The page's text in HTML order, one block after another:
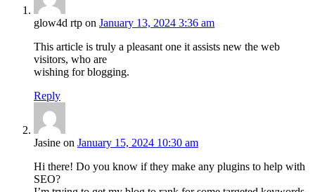
glow4d rtp on January 13, 2024 3:36 am
This article is truly a pleasant one it assists new the web
visitors, who are
wishing for blogging.
Reply
Jasine on January 15, 2024 10:30 am
Hi there! Do you know if they make any plugins to help with
SEO?